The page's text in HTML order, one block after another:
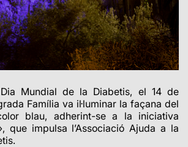
Mundial de la Diabetis, el 14 de
Família va il·luminar la façana del
blau, adherint-se a la iniciativa
que impulsa l’Associació Ajuda a la